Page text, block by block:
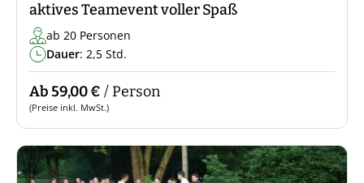
aktives Teamevent voller Spaß
ab 20 Personen
Dauer: 2,5 Std.
Ab 59,00 € / Person
(Preise inkl. MwSt.)